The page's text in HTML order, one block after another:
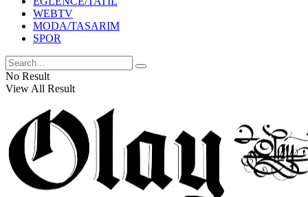
WEBTV
MODA/TASARIM
SPOR
No Result
View All Result